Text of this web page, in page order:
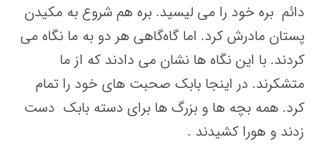
دائم بره خود را می لیسید. بره هم شروع به مکیدن
پستان مادرش کرد. اما گاه‌گاهی هر دو به ما نگاه می
کردند. با این نگاه ها نشان می دادند که از ما
متشکرند. در اینجا بابک صحبت های خود را تمام
کرد. همه بچه ها و بزرگ ها برای دسته بابک دست
زدند و هورا کشیدند .